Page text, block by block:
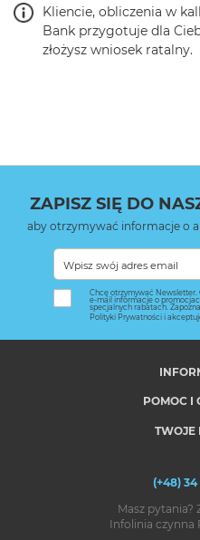
Kliencie, obliczenia w
Bank przygotuje dla
złożysz wniosek ratalny.
ZAPISZ SIĘ DO
aby otrzymywać informacje o
Chcę otrzymywać Newsletter.
e-mail informacje o
specjalnych rabatach.
Polityki Prywatności i
POMOC I
TWOJE
(+48)
Masz pytania?
Infolinia czynna